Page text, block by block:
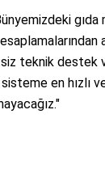
gıda
teknik
en hızlı